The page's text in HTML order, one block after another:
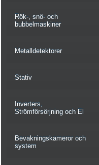
Rök-, snö- och
bubbelmaskiner
Metalldetektorer
Stativ
Inverters,
Strömförsörjning och El
Bevakningskameror och
system